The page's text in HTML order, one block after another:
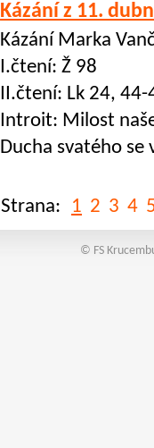
Kázání z 11.
Kázání Marka
I.čtení: Ž 98
II.čtení: Lk 24, 44-
Introit: Milost
Ducha svatého se
Strana: 1 2 3 4
© FS